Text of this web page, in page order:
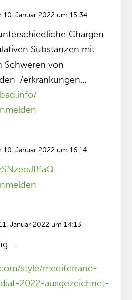
10. Januar 2022 um 15:34
Chargen
Substanzen mit
Schweren von
erkrankungen…
10. Januar 2022 um 16:14
Januar 2022 um 14:13
style/mediterrane-
2022-ausgezeichnet-